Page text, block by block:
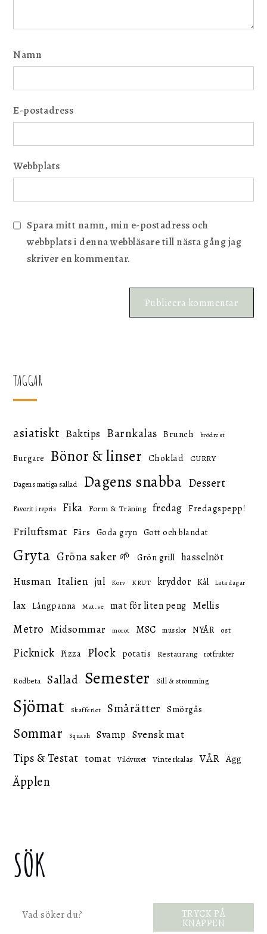
Namn
E-postadress
Webbplats
Spara mitt namn, min e-postadress och
webbplats i denna webbläsare till nästa gång jag
skriver en kommentar.
TAGGAR
asiatiskt Baktips Barnkalas Brunch brödrest
Burgare Bönor & linser Choklad CURRY
Dagens matiga sallad Dagens snabba Dessert
Favorit i repris Fika Form & Träning fredag Fredagspepp!
Friluftsmat Färs Goda gryn Gott och blandat
Gryta Gröna saker 🌱 Grön grill hasselnöt
Husman Italien jul Korv KRUT kryddor Kål Lata dagar
lax Långpanna Mat.se mat för liten peng Mellis
Metro Midsommar morot MSC musslor NYÅR ost
Picknick Pizza Plock potatis Restaurang rotfrukter
Rödbeta Sallad Semester Sill & strömming
Sjömat Skafferiet Smårätter Smörgås
Sommar Squash Svamp Svensk mat
Tips & Testat tomat Vildvuxet Vinterkalas VÅR Ägg
Äpplen
SÖK
Sök TRYCK PÅ
KNAPPEN